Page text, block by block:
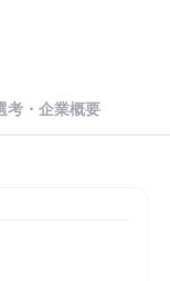
考・企業概要